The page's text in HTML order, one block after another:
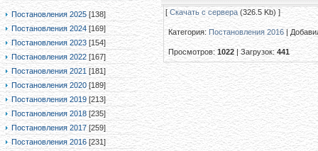
Постановления 2025 [138]
Постановления 2024 [169]
Постановления 2023 [154]
Постановления 2022 [167]
Постановления 2021 [181]
Постановления 2020 [189]
Постановления 2019 [213]
Постановления 2018 [235]
Постановления 2017 [259]
Постановления 2016 [231]
[Скачать с сервера (326.5 Kb) ]
Категория: Постановления 2016|
Просмотров:1022|Загрузок: 441